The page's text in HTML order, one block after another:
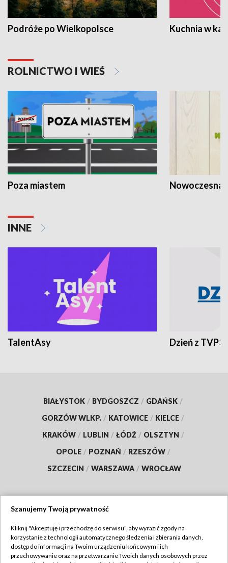
Podróże po Wielkopolsce Kuchnia w
ROLNICTWO I WIEŚ
Poza miastem Nowoczesna
INNE
TalentAsy Dzień z TVP3
BIAŁYSTOK / BYDGOSZCZ / GDAŃSK /
GORZÓW WLKP. / KATOWICE / KIELCE /
KRAKÓW / LUBLIN / ŁÓDŹ / OLSZTYN /
OPOLE / POZNAŃ / RZESZÓW /
SZCZECIN / WARSZAWA / WROCŁAW
TVP
Abonament TVP
Regulamin TVP
Szanujemy Twoją prywatność
Kliknij "Akceptuję i przechodzę do serwisu", aby wyrazić zgody na
korzystanie z technologii automatycznego śledzenia i zbierania danych,
dostęp do informacji na Twoim urządzeniu końcowym i ich
przechowywanie oraz na przetwarzanie Twoich danych osobowych przez